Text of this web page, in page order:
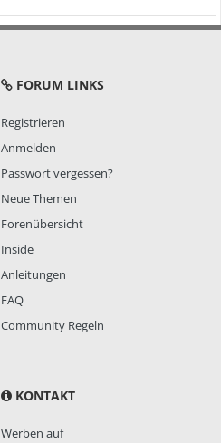
FORUM LINKS
Registrieren
Anmelden
Passwort vergessen?
Neue Themen
Forenübersicht
Inside
Anleitungen
FAQ
Community Regeln
KONTAKT
Werben auf